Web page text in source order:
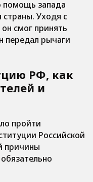
помощь запада
страны. Уходя с
смог принять
передал рычаги
РФ, как
и
пройти
Российской
причины